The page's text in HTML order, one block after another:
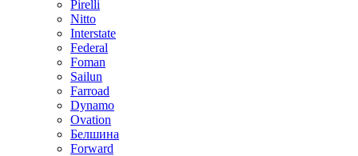
Pirelli
Nitto
Interstate
Federal
Foman
Sailun
Farroad
Dynamo
Ovation
Белшина
Forward